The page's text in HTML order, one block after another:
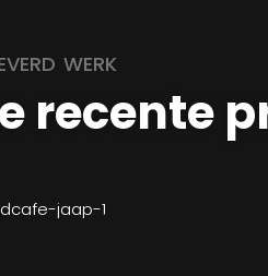
WERK
recente